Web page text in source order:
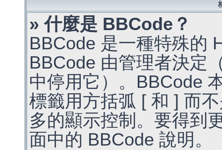
» 什麼是 BBCode？
BBCode 是一種特殊的
BBCode 由管理者決定
中停用它）。BBCode
標籤用方括弧 [ 和 ] 而
多的顯示控制。要得到
面中的 BBCode 說明。